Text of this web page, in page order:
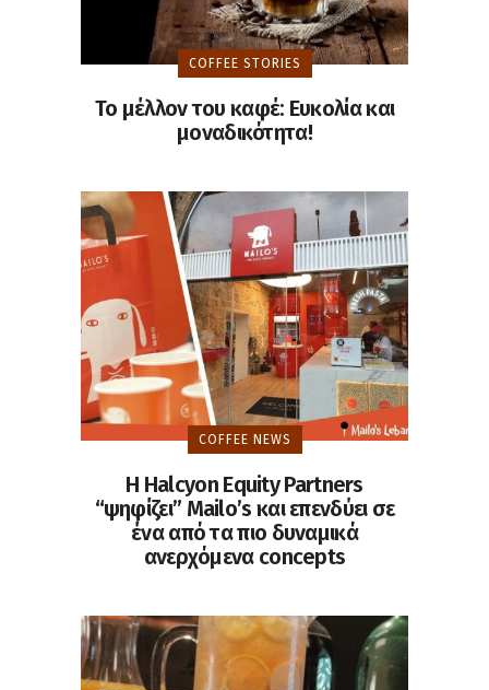
COFFEE STORIES
To μέλλον του καφέ: Ευκολία και
μοναδικότητα!
COFFEE NEWS
H Halcyon Equity Partners
“ψηφίζει” Mailo’s και επενδύει σε
ένα από τα πιο δυναμικά
ανερχόμενα concepts